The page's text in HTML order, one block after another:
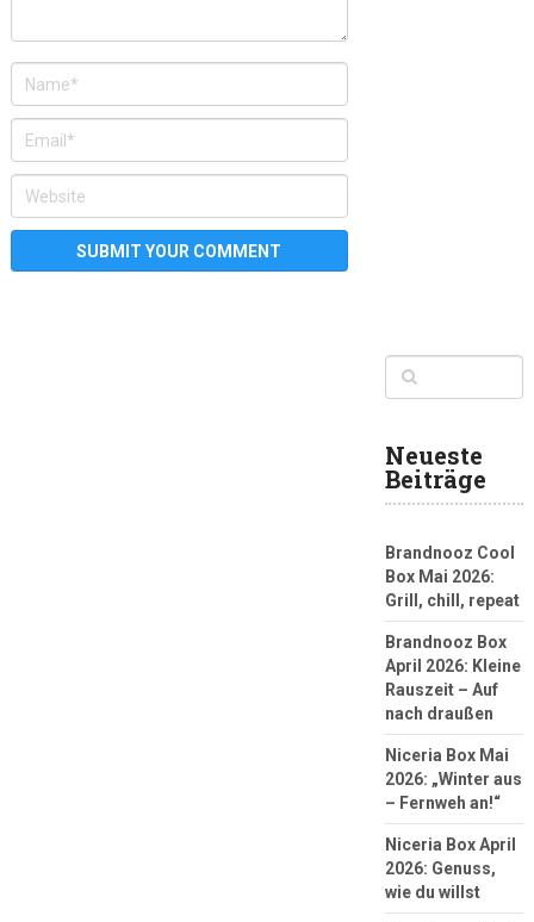
Neueste
Beiträge
Brandnooz Cool
Box Mai 2026:
Grill, chill, repeat
Brandnooz Box
April 2026: Kleine
Rauszeit – Auf
nach draußen
Niceria Box Mai
2026: „Winter aus
– Fernweh an!“
Niceria Box April
2026: Genuss,
wie du willst